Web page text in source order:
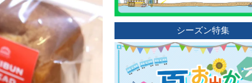
シーズン特集